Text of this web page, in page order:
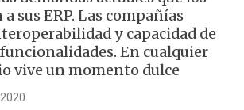
sus ERP. Las compañías
y capacidad de
En cualquier
vive un momento dulce